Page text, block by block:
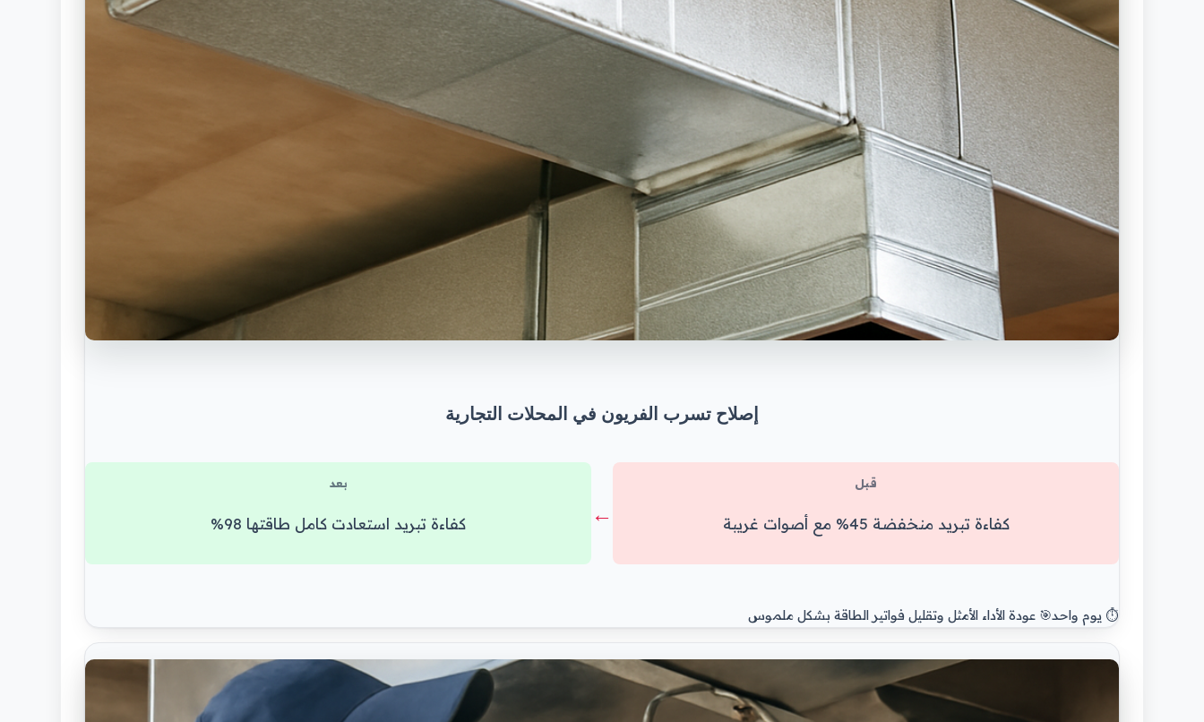
إصلاح تسرب الفريون في المحلات التجارية
قبل
كفاءة تبريد منخفضة 45% مع أصوات غريبة ←
بعد
كفاءة تبريد استعادت كامل طاقتها 98%
⏱️ يوم واحد🎯 عودة الأداء الأمثل وتقليل فواتير الطاقة بشكل ملموس